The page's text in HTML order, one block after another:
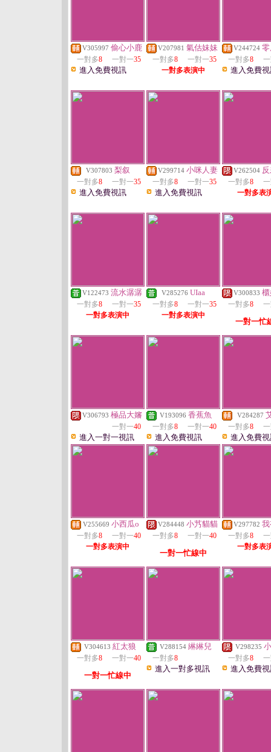
V305997 偷心小鹿
一對多8 一對一35
進入免費視訊
V207981 氣估妹妹
一對多8 一對一35
一對多表演中
V244724
一對多8
進入免費
V307803 梨叙
一對多8 一對一35
進入免費視訊
V299714 小咪人妻
一對多8 一對一35
進入免費視訊
V262504
一對多8
一對多表
V122473 流水潺潺
一對多8 一對一35
一對多表演中
V285276 UIaa
一對多8 一對一35
一對多表演中
V300833
一對多8
一對一忙
V306793 極品大嬸
一對一40
進入一對一視訊
V193096 香蕉魚
一對多8 一對一40
進入免費視訊
V284287
一對多8
進入免費
V255669 小西瓜o
一對多8 一對一40
一對多表演中
V284448 小艿貓貓
一對多8 一對一40
一對一忙線中
V297782
一對多8
一對多表
V304613 紅太狼
一對多8 一對一40
一對一忙線中
V288154 綝綝兒
一對多8
進入一對多視訊
V298235
一對多8
進入免費